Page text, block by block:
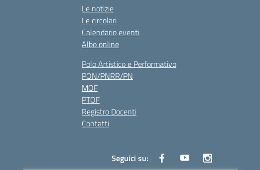
Le notizie
Le circolari
Calendario eventi
Albo online
Polo Artistico e Performativo
PON/PNRR/PN
MOF
PTOF
Registro Docenti
Contatti
Seguici su: